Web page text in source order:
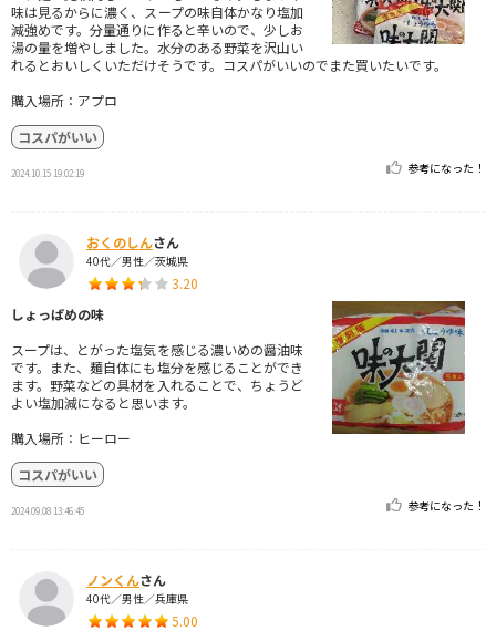
味は見るからに濃く、スープの味自体かなり塩加
減強めです。分量通りに作ると辛いので、少しお
湯の量を増やしました。水分のある野菜を沢山い
れるとおいしくいただけそうです。コスパがいいのでまた買いたいです。
購入場所：アプロ
コスパがいい
2024.10.15 19:02:19 参考になった！
おくのしんさん
40代／男性／茨城県
3.20
しょっぱめの味
スープは、とがった塩気を感じる濃いめの醤油味
です。また、麺自体にも塩分を感じることができ
ます。野菜などの具材を入れることで、ちょうど
よい塩加減になると思います。
購入場所：ヒーロー
コスパがいい
2024.09.08 13:46:45 参考になった！
ノンくんさん
40代／男性／兵庫県
5.00